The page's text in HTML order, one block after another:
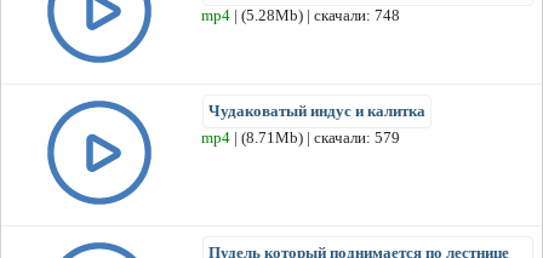
mp4 | (5.28Mb) | скачали: 748
Чудаковатый индус и калитка
mp4 | (8.71Mb) | скачали: 579
Пудель который поднимается по лестнице